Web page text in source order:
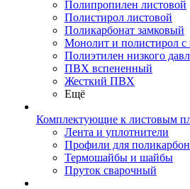
Полипропилен листовой
Полистирол листовой
Поликарбонат замковый
Монолит и полистирол
Полиэтилен низкого
ПВХ вспененный
Жесткий ПВХ
Ещё
Комплектующие к листовым
Лента и уплотнители
Профили для
Термошайбы и шайбы
Пруток сварочный